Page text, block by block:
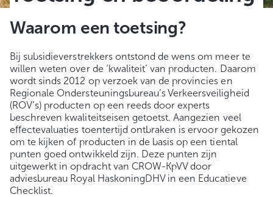
Waarom een toetsing?
Bij subsidieverstrekkers ontstond de wens om meer te
willen weten over de ‘kwaliteit’ van producten. Daarom
wordt sinds 2012 op verzoek van de provincies en
Regionale Ondersteuningsbureau’s Verkeersveiligheid
(ROV’s) producten op een reeds door experts
beschreven kwaliteitseisen getoetst. Aangezien veel
effectevaluaties toentertijd ontbraken is ervoor gekozen
om te kijken of producten in de basis op een tiental
punten goed ontwikkeld zijn. Deze punten zijn
uitgewerkt in opdracht van CROW-KpVV door
adviesbureau Royal HaskoningDHV in een Educatieve
Checklist.